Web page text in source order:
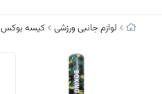
لوازم جانبی ورزشی کیسه بوکس